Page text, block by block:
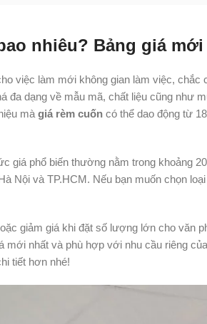
nhiêu? Bảng giá mới
việc làm mới không gian làm việc, chắc
đa dạng về mẫu mã, chất liệu cũng như
mà giá rèm cuốn có thể dao động từ
giá phổ biến thường nằm trong khoảng
Nội và TP.HCM. Nếu bạn muốn chọn
giảm giá khi đặt số lượng lớn cho văn
nhất và phù hợp với nhu cầu riêng
tiết hơn nhé!